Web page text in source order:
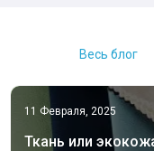
Весь блог
11 Февраля, 2025
Ткань или